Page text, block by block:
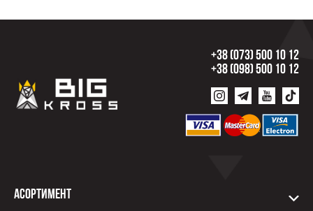
+38 (073) 500 10 12
+38 (098) 500 10 12
Асортимент